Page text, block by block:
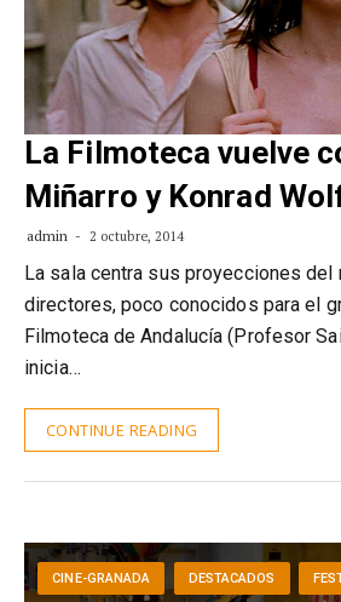
La Filmoteca vuelve
Miñarro y Konrad
admin 2 octubre, 2014
La sala centra sus proyecciones del
directores, poco conocidos para el
Filmoteca de Andalucía (Profesor
inicia…
CONTINUE READING
CINE-GRANADA DESTACADOS